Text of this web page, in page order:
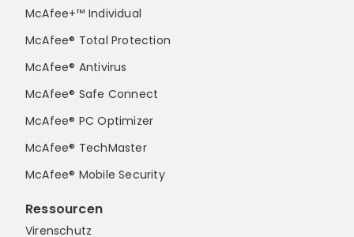
McAfee+™ Individual
McAfee® Total Protection
McAfee® Antivirus
McAfee® Safe Connect
McAfee® PC Optimizer
McAfee® TechMaster
McAfee® Mobile Security
Ressourcen
Virenschutz